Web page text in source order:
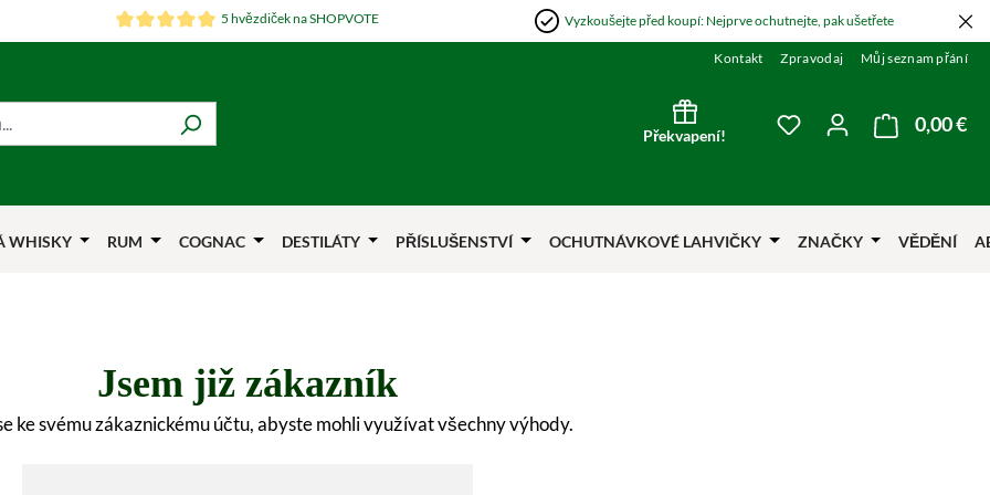
5 hvězdiček na SHOPVOTE Vyzkoušejte před koupí: Nejprve ochutnejte, pak ušetřete
Kontakt Zpravodaj Můj seznam přání
Překvapení!
Máte 0 položky v0,00 €
WHISKY RUM COGNAC DESTILÁTY PŘÍSLUŠENSTVÍ OCHUTNÁVKOVÉ LAHVIČKY ZNAČKY VĚDĚNÍ
Jsem již zákazník
ke svému zákaznickému účtu, abyste mohli využívat všechny výhody.